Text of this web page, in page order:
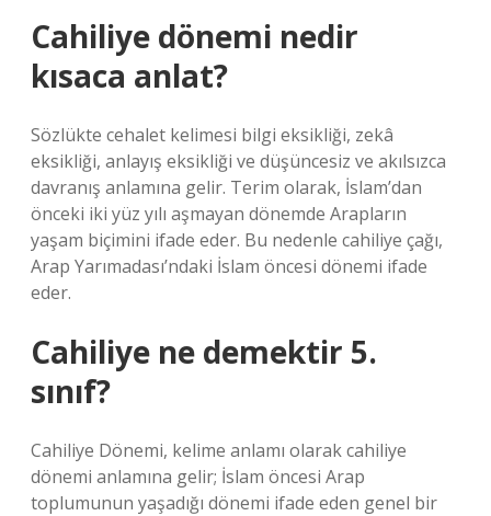
Cahiliye dönemi nedir
kısaca anlat?
Sözlükte cehalet kelimesi bilgi eksikliği, zekâ
eksikliği, anlayış eksikliği ve düşüncesiz ve akılsızca
davranış anlamına gelir. Terim olarak, İslam’dan
önceki iki yüz yılı aşmayan dönemde Arapların
yaşam biçimini ifade eder. Bu nedenle cahiliye çağı,
Arap Yarımadası’ndaki İslam öncesi dönemi ifade
eder.
Cahiliye ne demektir 5.
sınıf?
Cahiliye Dönemi, kelime anlamı olarak cahiliye
dönemi anlamına gelir; İslam öncesi Arap
toplumunun yaşadığı dönemi ifade eden genel bir